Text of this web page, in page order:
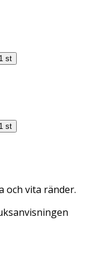
st
st
och vita ränder.